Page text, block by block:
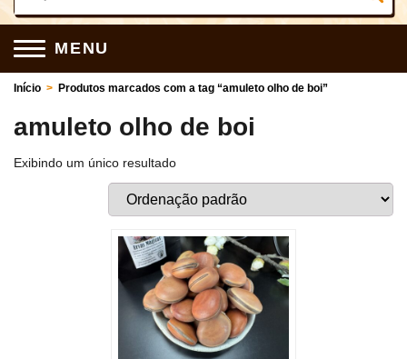
MENU
Início > Produtos marcados com a tag “amuleto olho de boi”
amuleto olho de boi
Exibindo um único resultado